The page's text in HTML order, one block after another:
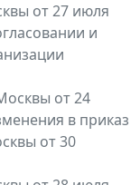
от 27 июля
и
от 24
в приказ
от 30